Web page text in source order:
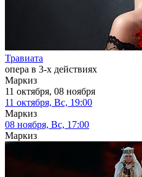
Травиата
опера в 3-х действиях
Маркиз
11 октября, 08 ноября
11 октября, Вс, 19:00
Маркиз
08 ноября, Вс, 17:00
Маркиз